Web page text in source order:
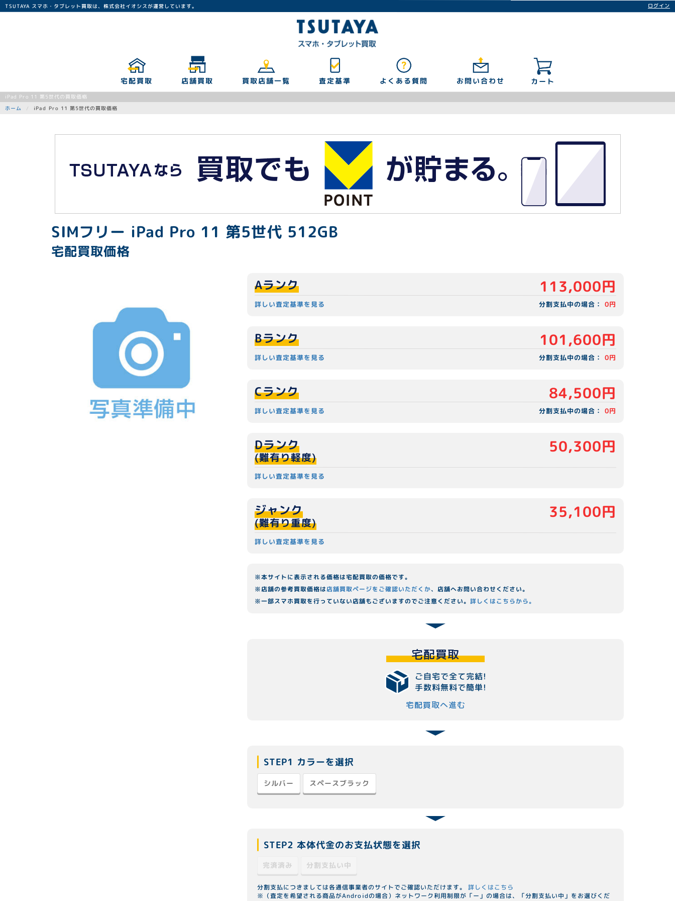
TSUTAYA スマホ・タブレット買取は、株式会社イオシスが運営しています。
カート
宅配買取 店舗買取 買取店舗一覧 査定基準 よくある質問 お問い合わせ
ログイン
iPad Pro 11 第5世代の買取価格
ホーム iPad Pro 11 第5世代の買取価格
SIMフリー iPad Pro 11 第5世代 512GB
宅配買取価格
詳しい査定基準を見る
Aランク 113,000円
分割支払中の場合：0円
詳しい査定基準を見る
Bランク 101,600円
分割支払中の場合：0円
詳しい査定基準を見る
Cランク 84,500円
分割支払中の場合：0円
詳しい査定基準を見る
Dランク
(難有り軽度)
50,300円
詳しい査定基準を見る
ジャンク
(難有り重度)
35,100円
※本サイトに表示される価格は宅配買取の価格です。
※店舗の参考買取価格は店舗買取ページをご確認いただくか、店舗へお問い合わせください。
※一部スマホ買取を行っていない店舗もございますのでご注意ください。詳しくはこちらから。
宅配買取
ご自宅で全て完結!
手数料無料で簡単!
宅配買取へ進む
STEP1 カラーを選択
シルバー スペースブラック
STEP2 本体代金のお支払状態を選択
完済済み 分割支払い中
分割支払につきましては各通信事業者のサイトでご確認いただけます。詳しくはこちら
※（査定を希望される商品がAndroidの場合）ネットワーク利用制限が「ー」の場合は、「分割支払い中」をお選びくだ